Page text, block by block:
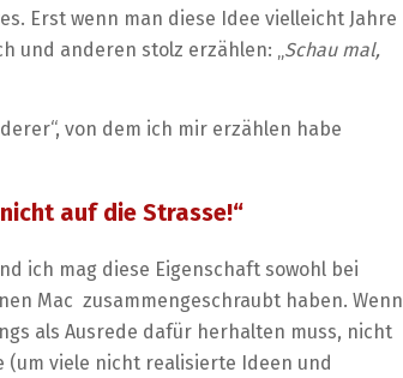
Erst wenn man diese Idee vielleicht Jahre
und anderen stolz erzählen: „Schau mal,
von dem ich mir erzählen habe
auf die Strasse!“
ich mag diese Eigenschaft sowohl bei
Mac zusammengeschraubt haben. Wenn
als Ausrede dafür herhalten muss, nicht
(um viele nicht realisierte Ideen und